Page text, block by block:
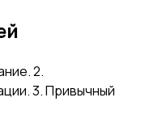
2.
3. Привычный